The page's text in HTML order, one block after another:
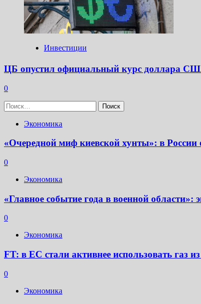
Инвестиции
ЦБ опустил официальный курс доллара
0
Найти:
Экономика
«Очередной миф киевской хунты»: в
0
Экономика
«Главное событие года в военной
0
Экономика
FT: в ЕС стали активнее использовать газ
0
Экономика